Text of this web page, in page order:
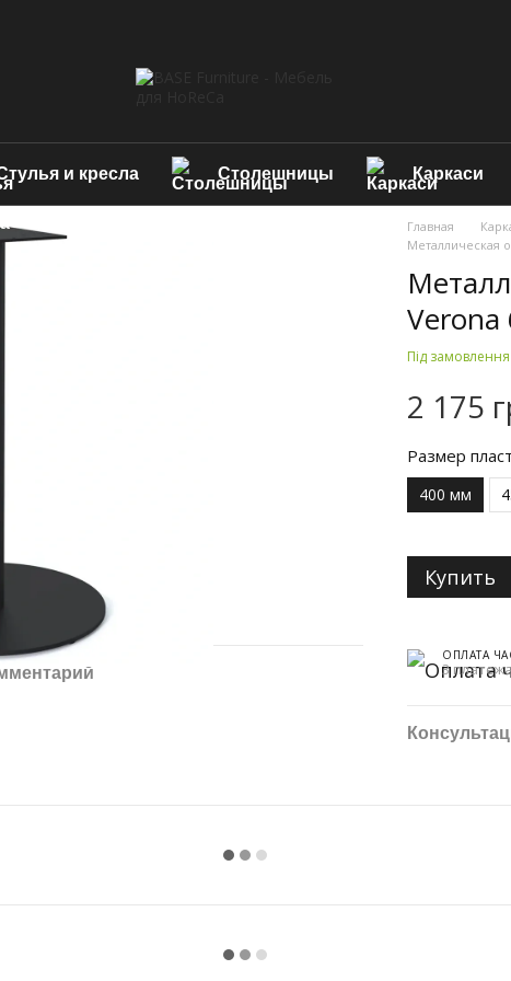
и кресла Столешницы Каркаси
Главная
Металлическая
Під замовлення
2 175
Размер
400 мм
Купить
ОПЛАТА
3